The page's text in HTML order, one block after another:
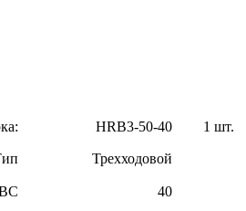
HRB3-50-40 1 шт.
Трехходовой
40